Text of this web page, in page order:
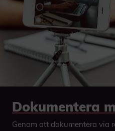
Dokumentera
Genom att dokumentera via